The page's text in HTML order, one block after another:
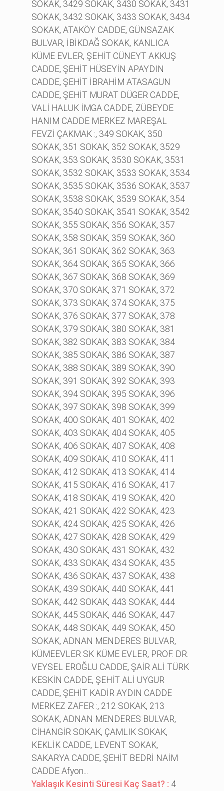
SOKAK, 3429 SOKAK, 3430 SOKAK, 3431
SOKAK, 3432 SOKAK, 3433 SOKAK, 3434
SOKAK, ATAKÖY CADDE, GÜNSAZAK
BULVAR, İBİKDAĞ SOKAK, KANLICA
KÜME EVLER, ŞEHİT CÜNEYT AKKUŞ
CADDE, ŞEHİT HÜSEYİN APAYDIN
CADDE, ŞEHİT İBRAHİM ATASAGUN
CADDE, ŞEHİT MURAT DÜGER CADDE,
VALİ HALUK İMGA CADDE, ZÜBEYDE
HANIM CADDE MERKEZ MAREŞAL
FEVZİ ÇAKMAK :, 349 SOKAK, 350
SOKAK, 351 SOKAK, 352 SOKAK, 3529
SOKAK, 353 SOKAK, 3530 SOKAK, 3531
SOKAK, 3532 SOKAK, 3533 SOKAK, 3534
SOKAK, 3535 SOKAK, 3536 SOKAK, 3537
SOKAK, 3538 SOKAK, 3539 SOKAK, 354
SOKAK, 3540 SOKAK, 3541 SOKAK, 3542
SOKAK, 355 SOKAK, 356 SOKAK, 357
SOKAK, 358 SOKAK, 359 SOKAK, 360
SOKAK, 361 SOKAK, 362 SOKAK, 363
SOKAK, 364 SOKAK, 365 SOKAK, 366
SOKAK, 367 SOKAK, 368 SOKAK, 369
SOKAK, 370 SOKAK, 371 SOKAK, 372
SOKAK, 373 SOKAK, 374 SOKAK, 375
SOKAK, 376 SOKAK, 377 SOKAK, 378
SOKAK, 379 SOKAK, 380 SOKAK, 381
SOKAK, 382 SOKAK, 383 SOKAK, 384
SOKAK, 385 SOKAK, 386 SOKAK, 387
SOKAK, 388 SOKAK, 389 SOKAK, 390
SOKAK, 391 SOKAK, 392 SOKAK, 393
SOKAK, 394 SOKAK, 395 SOKAK, 396
SOKAK, 397 SOKAK, 398 SOKAK, 399
SOKAK, 400 SOKAK, 401 SOKAK, 402
SOKAK, 403 SOKAK, 404 SOKAK, 405
SOKAK, 406 SOKAK, 407 SOKAK, 408
SOKAK, 409 SOKAK, 410 SOKAK, 411
SOKAK, 412 SOKAK, 413 SOKAK, 414
SOKAK, 415 SOKAK, 416 SOKAK, 417
SOKAK, 418 SOKAK, 419 SOKAK, 420
SOKAK, 421 SOKAK, 422 SOKAK, 423
SOKAK, 424 SOKAK, 425 SOKAK, 426
SOKAK, 427 SOKAK, 428 SOKAK, 429
SOKAK, 430 SOKAK, 431 SOKAK, 432
SOKAK, 433 SOKAK, 434 SOKAK, 435
SOKAK, 436 SOKAK, 437 SOKAK, 438
SOKAK, 439 SOKAK, 440 SOKAK, 441
SOKAK, 442 SOKAK, 443 SOKAK, 444
SOKAK, 445 SOKAK, 446 SOKAK, 447
SOKAK, 448 SOKAK, 449 SOKAK, 450
SOKAK, ADNAN MENDERES BULVAR,
KÜMEEVLER SK KÜME EVLER, PROF. DR.
VEYSEL EROĞLU CADDE, ŞAİR ALİ TÜRK
KESKİN CADDE, ŞEHİT ALİ UYGUR
CADDE, ŞEHİT KADİR AYDIN CADDE
MERKEZ ZAFER :, 212 SOKAK, 213
SOKAK, ADNAN MENDERES BULVAR,
CİHANGİR SOKAK, ÇAMLIK SOKAK,
KEKLİK CADDE, LEVENT SOKAK,
SAKARYA CADDE, ŞEHİT BEDRİ NAİM
CADDE Afyon...
Yaklaşık Kesinti Süresi Kaç Saat? : 4